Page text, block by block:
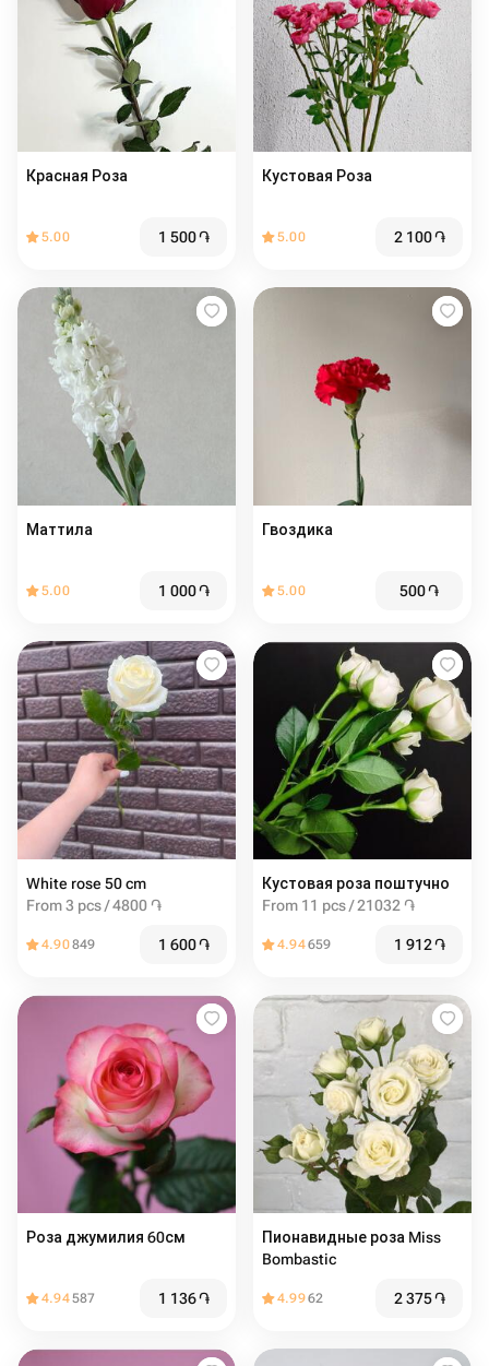
Красная Роза
5.00 1 500֏
Кустовая Роза
5.00 2 100֏
Маттила
5.00 1 000֏
Гвоздика
5.00 500֏
White rose 50 cm
From 3 pcs / 4800 ֏
4.90849 1 600֏
Кустовая роза поштучно
From 11 pcs / 21032 ֏
4.94659 1 912֏
Роза джумилия 60см
4.94587 1 136֏
Пионавидные роза Miss
Bombastic
4.9962 2 375֏